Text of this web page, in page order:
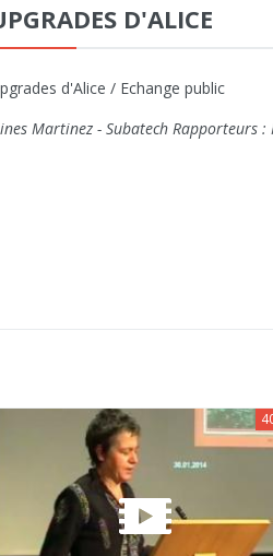
D'ALICE
d'Alice / Echange public
Martinez - Subatech Rapporteurs :